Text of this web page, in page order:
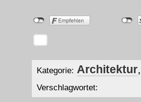
Kategorie: Architektur
Verschlagwortet: